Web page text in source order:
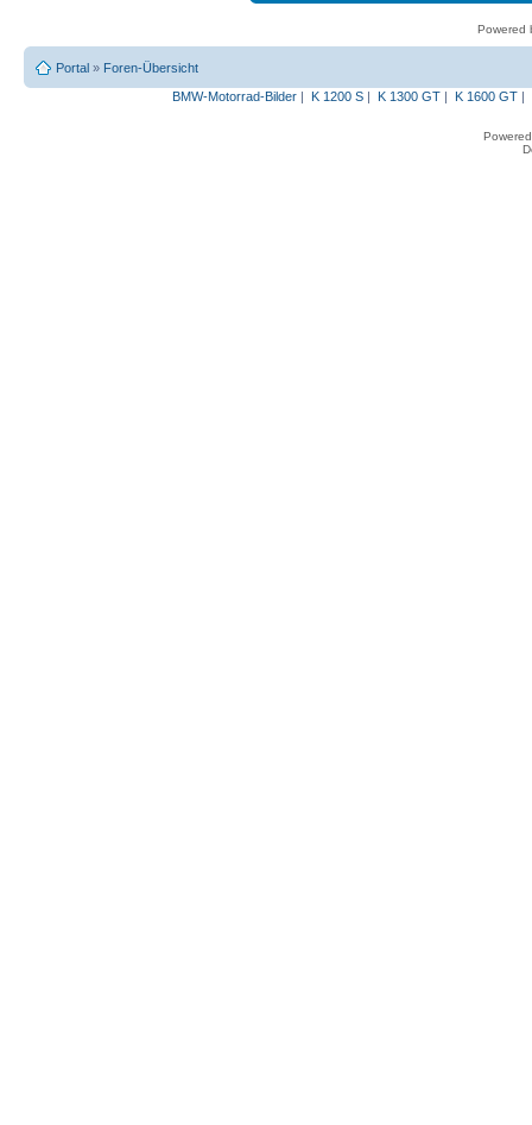
Powered
Portal » Foren-Übersicht
BMW-Motorrad-Bilder| K 1200 S| K 1300 GT| K 1600 GT|